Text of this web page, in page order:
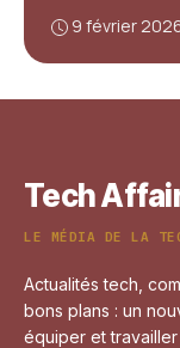
9 février
Tech
LE MÉDIA DE LA
Actualités tech,
bons plans : un
équiper et travailler